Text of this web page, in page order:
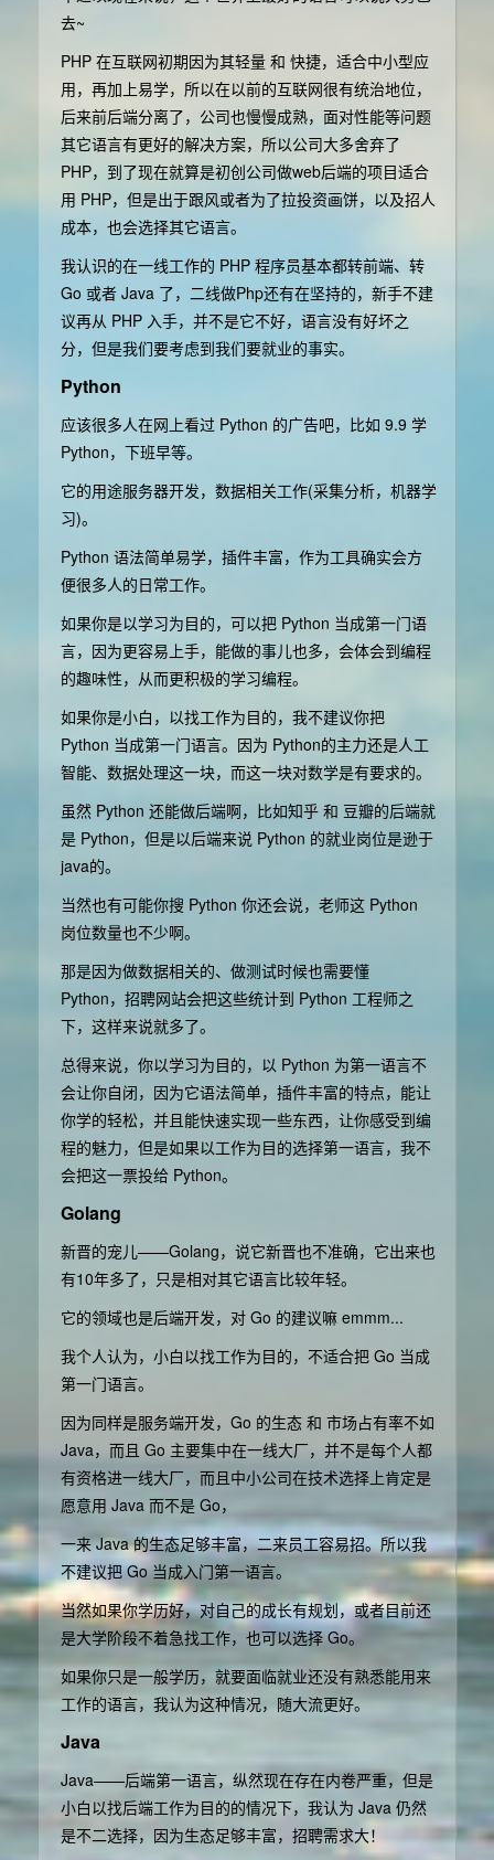
去~
PHP 在互联网初期因为其轻量 和 快捷，适合中小型应
用，再加上易学，所以在以前的互联网很有统治地位，
后来前后端分离了，公司也慢慢成熟，面对性能等问题
其它语言有更好的解决方案，所以公司大多舍弃了
PHP，到了现在就算是初创公司做web后端的项目适合
用 PHP，但是出于跟风或者为了拉投资画饼，以及招人
成本，也会选择其它语言。
我认识的在一线工作的 PHP 程序员基本都转前端、转
Go 或者 Java 了，二线做Php还有在坚持的，新手不建
议再从 PHP 入手，并不是它不好，语言没有好坏之
分，但是我们要考虑到我们要就业的事实。
Python
应该很多人在网上看过 Python 的广告吧，比如 9.9 学
Python，下班早等。
它的用途服务器开发，数据相关工作(采集分析，机器学
习)。
Python 语法简单易学，插件丰富，作为工具确实会方
便很多人的日常工作。
如果你是以学习为目的，可以把 Python 当成第一门语
言，因为更容易上手，能做的事儿也多，会体会到编程
的趣味性，从而更积极的学习编程。
如果你是小白，以找工作为目的，我不建议你把
Python 当成第一门语言。因为 Python的主力还是人工
智能、数据处理这一块，而这一块对数学是有要求的。
虽然 Python 还能做后端啊，比如知乎 和 豆瓣的后端就
是 Python，但是以后端来说 Python 的就业岗位是逊于
java的。
当然也有可能你搜 Python 你还会说，老师这 Python
岗位数量也不少啊。
那是因为做数据相关的、做测试时候也需要懂
Python，招聘网站会把这些统计到 Python 工程师之
下，这样来说就多了。
总得来说，你以学习为目的，以 Python 为第一语言不
会让你自闭，因为它语法简单，插件丰富的特点，能让
你学的轻松，并且能快速实现一些东西，让你感受到编
程的魅力，但是如果以工作为目的选择第一语言，我不
会把这一票投给 Python。
Golang
新晋的宠儿——Golang，说它新晋也不准确，它出来也
有10年多了，只是相对其它语言比较年轻。
它的领域也是后端开发，对 Go 的建议嘛 emmm...
我个人认为，小白以找工作为目的，不适合把 Go 当成
第一门语言。
因为同样是服务端开发，Go 的生态 和 市场占有率不如
Java，而且 Go 主要集中在一线大厂，并不是每个人都
有资格进一线大厂，而且中小公司在技术选择上肯定是
愿意用 Java 而不是 Go，
一来 Java 的生态足够丰富，二来员工容易招。所以我
不建议把 Go 当成入门第一语言。
当然如果你学历好，对自己的成长有规划，或者目前还
是大学阶段不着急找工作，也可以选择 Go。
如果你只是一般学历，就要面临就业还没有熟悉能用来
工作的语言，我认为这种情况，随大流更好。
Java
Java——后端第一语言，纵然现在存在内卷严重，但是
小白以找后端工作为目的的情况下，我认为 Java 仍然
是不二选择，因为生态足够丰富，招聘需求大！